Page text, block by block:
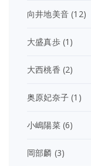
向井地美音 (12)
大盛真歩(1)
大西桃香 (2)
奥原妃奈子 (1)
小嶋陽菜(6)
岡部麟 (3)